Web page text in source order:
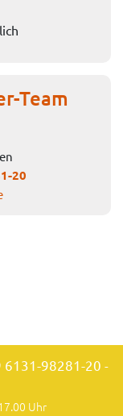
Team
20
6131-98281-20 -
Uhr